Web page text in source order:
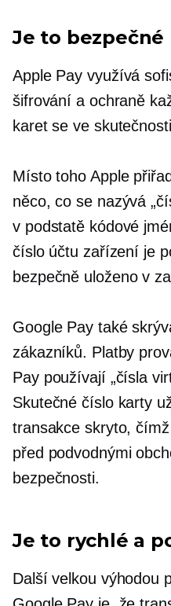
Je to bezpečné
Apple Pay využívá
šifrování a ochraně
karet se ve
Místo toho Apple
něco, co se nazývá
v podstatě kódové
číslo účtu zařízení je
bezpečně uloženo v
Google Pay také
zákazníků. Platby
Pay používají „čísla
Skutečné číslo karty
transakce skryto,
před podvodnými
bezpečnosti.
Je to rychlé a
Další velkou výhodou